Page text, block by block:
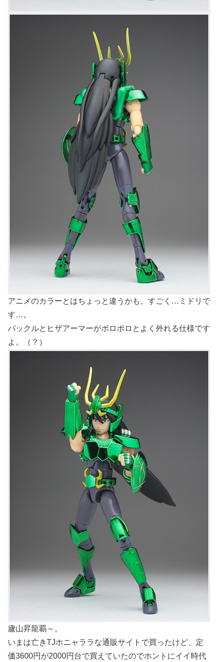
アニメのカラーとはちょっと違うかも。すごく…ミドリで
す…。
バックルとヒザアーマーがポロポロとよく外れる仕様です
よ。（？）
廬山昇龍覇～。
いまは亡きTJホニャララな通販サイトで買ったけど、定
価3600円が2000円台で買えていたのでホントにイイ時代